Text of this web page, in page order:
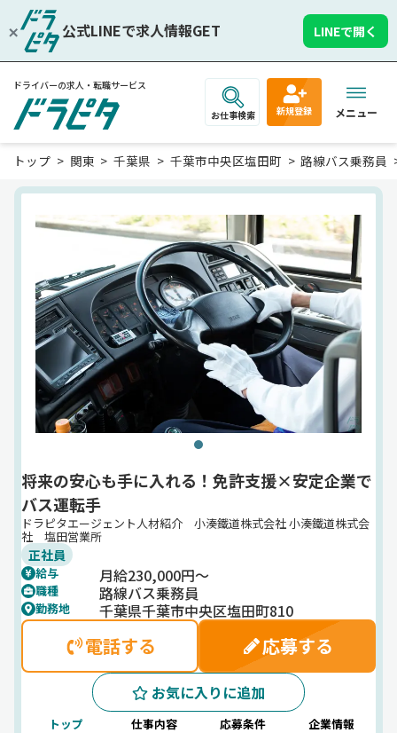
公式LINEで求人情報GET LINEで開く
ドライバーの求人・転職サービス
お仕事検索 新規登録 メニュー
トップ 関東 千葉県 千葉市中央区塩田町 路線バス乗務員
将来の安心も手に入れる！免許支援×安定企業で
バス運転手
ドラピタエージェント人材紹介 小湊鐵道株式会社 小湊鐵道株式会
社 塩田営業所
正社員
給与 月給230,000円～
職種 路線バス乗務員
勤務地 千葉県千葉市中央区塩田町810
電話する 応募する
お気に入りに追加
トップ 仕事内容 応募条件 企業情報